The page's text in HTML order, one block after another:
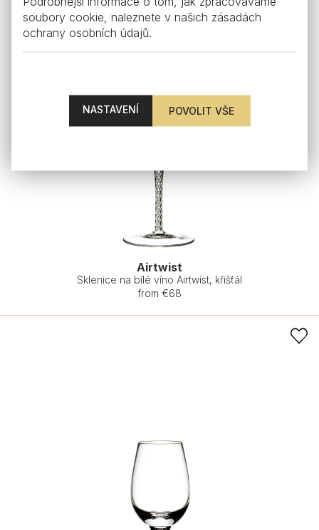
soubory cookie, naleznete v našich zásadách
ochrany osobních údajů.
NASTAVENÍ
Airtwist
Sklenice na bílé víno Airtwist, křišťál
from €68